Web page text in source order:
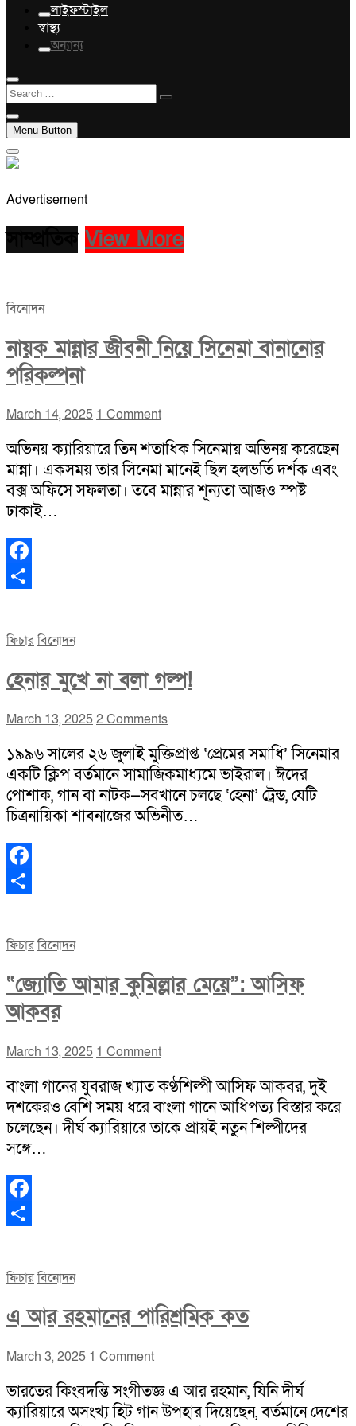
লাইফস্টাইল
স্বাস্থ্য
অন্যান্য
Search
…
Menu Button
Advertisement
View More
বিনোদন
নায়ক মান্নার জীবনী নিয়ে সিনেমা বানানোর
পরিকল্পনা
March 14, 2025 1 Comment
অভিনয় ক্যারিয়ারে তিন শতাধিক সিনেমায় অভিনয় করেছেন
মান্না। একসময় তার সিনেমা মানেই ছিল হলভর্তি দর্শক এবং
বক্স অফিসে সফলতা। তবে মান্নার শূন্যতা আজও স্পষ্ট
ঢাকাই…
Facebook
ফিচারবিনোদন
হেনার মুখে না বলা গল্প!
March 13, 20252 Comments
১৯৯৬ সালের ২৬ জুলাই মুক্তিপ্রাপ্ত ‘প্রেমের সমাধি’ সিনেমার
একটি ক্লিপ বর্তমানে সামাজিকমাধ্যমে ভাইরাল। ঈদের
পোশাক, গান বা নাটক—সবখানে চলছে ‘হেনা’ ট্রেন্ড, যেটি
চিত্রনায়িকা শাবনাজের অভিনীত…
Facebook
ফিচারবিনোদন
“জ্যোতি আমার কুমিল্লার মেয়ে”: আসিফ
আকবর
March 13, 2025 1 Comment
বাংলা গানের যুবরাজ খ্যাত কণ্ঠশিল্পী আসিফ আকবর, দুই
দশকেরও বেশি সময় ধরে বাংলা গানে আধিপত্য বিস্তার করে
চলেছেন। দীর্ঘ ক্যারিয়ারে তাকে প্রায়ই নতুন শিল্পীদের
সঙ্গে…
Facebook
ফিচারবিনোদন
এ আর রহমানের পারিশ্রমিক কত
March 3, 2025 1 Comment
ভারতের কিংবদন্তি সংগীতজ্ঞ এ আর রহমান, যিনি দীর্ঘ
ক্যারিয়ারে অসংখ্য হিট গান উপহার দিয়েছেন, বর্তমানে দেশের